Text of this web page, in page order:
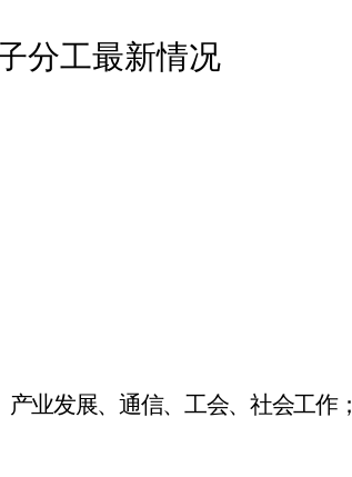
分工最新情况
发展、通信、工会、社会工作；